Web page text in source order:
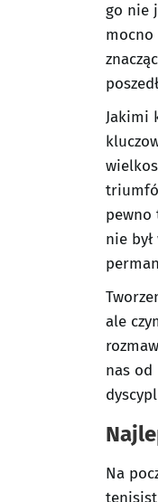
go nie
mocno
Jakimi
pewno
nie
ale
nas od
Na